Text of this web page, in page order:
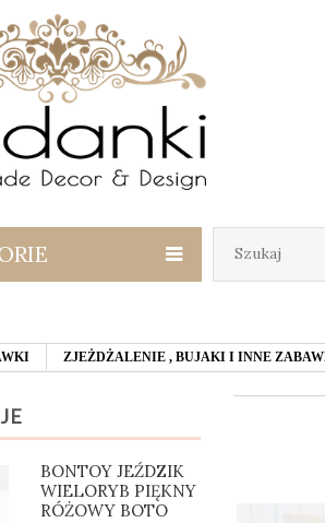
ZJEŻDŻALENIE , BUJAKI I INNE
BONTOY JEŹDZIK
WIELORYB PIĘKNY
RÓŻOWY BOTO